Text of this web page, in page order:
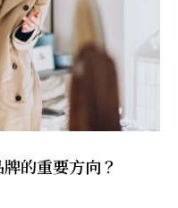
的重要方向？